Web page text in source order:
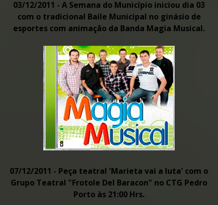
03/12/2011 - A Semana do Município iniciou dia 03
com o tradicional Baile Municipal no ginásio de
esportes com animação da Banda Magia Musical.
07/12/2011 - Peça teatral 'Marieta vai a luta' com o
Grupo Teatral "Frotole Del Baracon" no CTG Pedro
Porto às 21:00 Hrs.